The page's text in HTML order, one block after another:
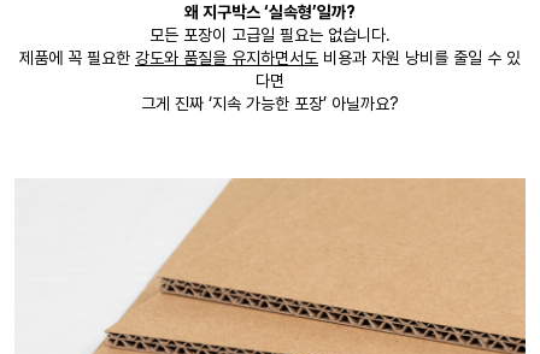
왜 지구박스 ‘실속형’일까?
모든 포장이 고급일 필요는 없습니다.
제품에 꼭 필요한 강도와 품질을 유지하면서도 비용과 자원 낭비를 줄일 수 있
다면
그게 진짜 ‘지속 가능한 포장’ 아닐까요?